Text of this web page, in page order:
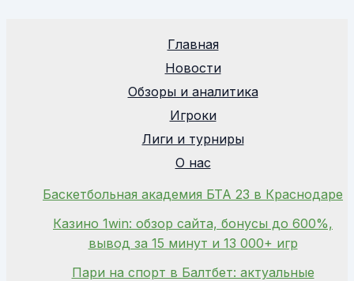
Главная
Новости
Обзоры и аналитика
Игроки
Лиги и турниры
О нас
Баскетбольная академия БТА 23 в Краснодаре
Казино 1win: обзор сайта, бонусы до 600%,
вывод за 15 минут и 13 000+ игр
Пари на спорт в Балтбет: актуальные